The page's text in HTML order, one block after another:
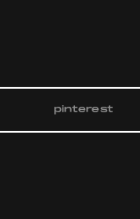
pinterest